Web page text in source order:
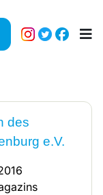
des
e.V.